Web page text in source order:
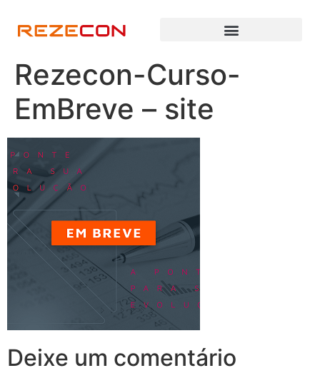
Rezecon-Curso-
EmBreve – site
Deixe um comentário